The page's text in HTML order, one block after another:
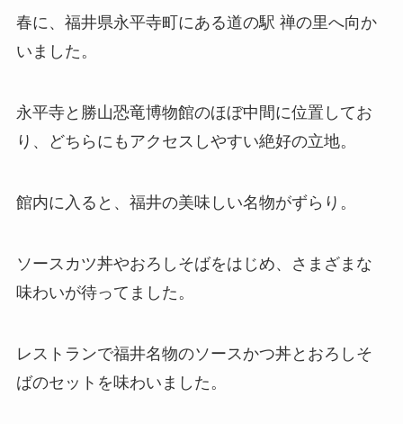
春に、福井県永平寺町にある道の駅 禅の里へ向か
いました。
永平寺と勝山恐竜博物館のほぼ中間に位置してお
り、どちらにもアクセスしやすい絶好の立地。
館内に入ると、福井の美味しい名物がずらり。
ソースカツ丼やおろしそばをはじめ、さまざまな
味わいが待ってました。
レストランで福井名物のソースかつ丼とおろしそ
ばのセットを味わいました。